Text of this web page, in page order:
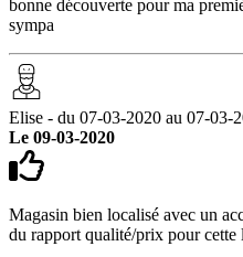
bonne découverte pour ma
sympa
Elise - du 07-03-2020 au 07-03-
Le 09-03-2020
Magasin bien localisé avec un
du rapport qualité/prix pour cette